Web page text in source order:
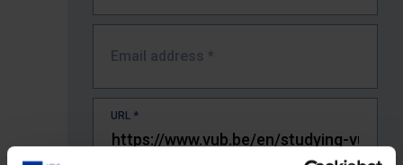
Email address *
URL *